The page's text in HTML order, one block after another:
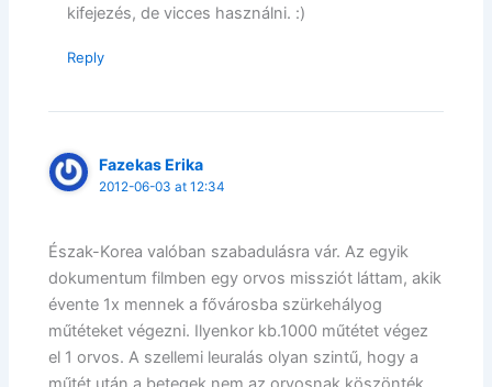
kifejezés, de vicces használni. :)
Reply
Fazekas Erika
2012-06-03 at 12:34
Észak-Korea valóban szabadulásra vár. Az egyik
dokumentum filmben egy orvos missziót láttam, akik
évente 1x mennek a fővárosba szürkehályog
műtéteket végezni. Ilyenkor kb.1000 műtétet végez
el 1 orvos. A szellemi leuralás olyan szintű, hogy a